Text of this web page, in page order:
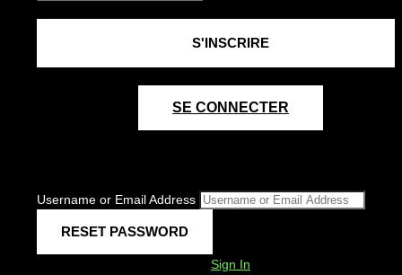
SE CONNECTER
Username or Email Address
Sign In